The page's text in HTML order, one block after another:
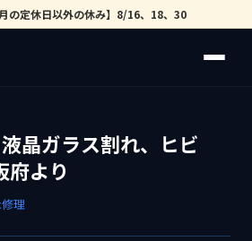
月の定休日以外の休み】8/16、18、30
晶ガラス割れ、ヒビ
より
理